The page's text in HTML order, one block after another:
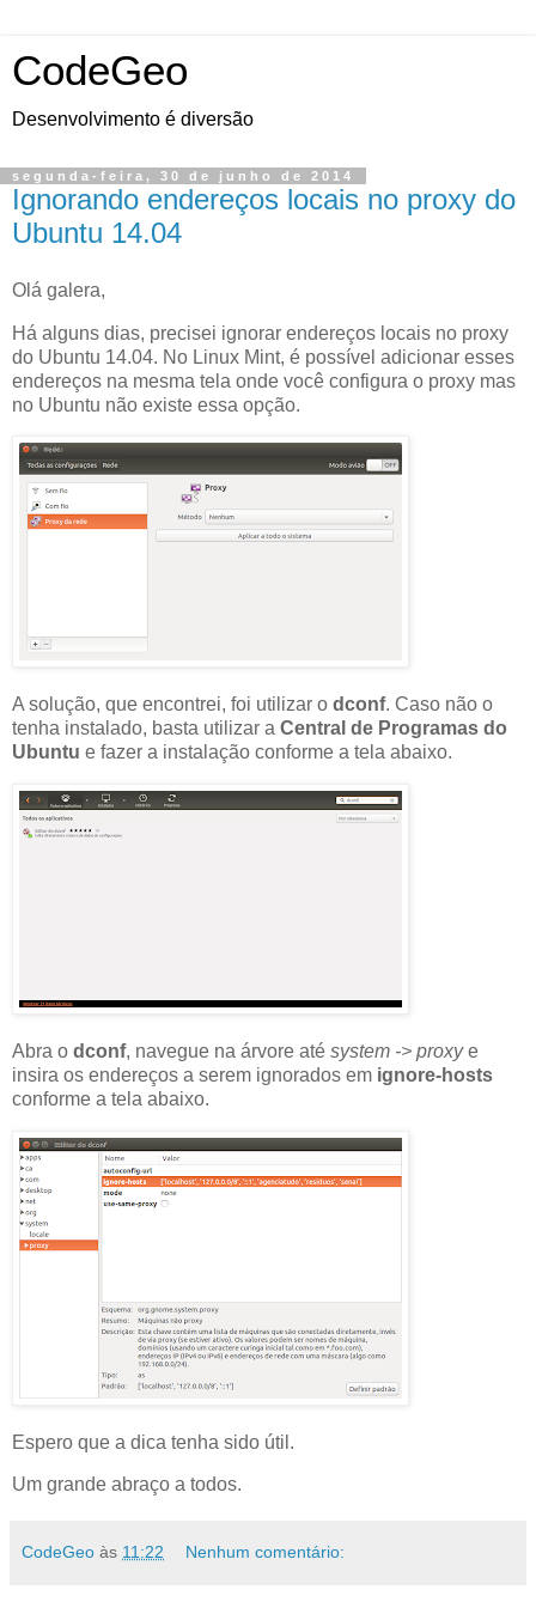
CodeGeo
Desenvolvimento é diversão
segunda-feira, 30 de junho de 2014
Ignorando endereços locais no proxy do
Ubuntu 14.04
Olá galera,
Há alguns dias, precisei ignorar endereços locais no proxy
do Ubuntu 14.04. No Linux Mint, é possível adicionar esses
endereços na mesma tela onde você configura o proxy mas
no Ubuntu não existe essa opção.
A solução, que encontrei, foi utilizar o dconf. Caso não o
tenha instalado, basta utilizar a Central de Programas do
Ubuntu e fazer a instalação conforme a tela abaixo.
Abra o dconf, navegue na árvore até system -> proxye
insira os endereços a serem ignorados em ignore-hosts
conforme a tela abaixo.
Espero que a dica tenha sido útil.
Um grande abraço a todos.
CodeGeo às 11:22 Nenhum comentário: